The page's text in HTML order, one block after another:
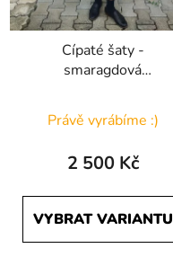
Cípaté šaty -
smaragdová
Právě vyrábíme :)
2 500 Kč
VYBRAT VARIANTU